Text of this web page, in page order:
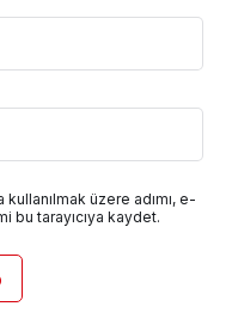
üzere adımı, e-
bu tarayıcıya kaydet.